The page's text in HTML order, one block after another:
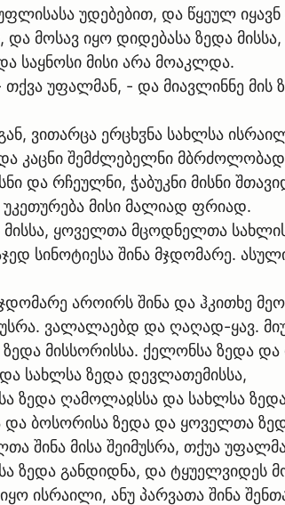
უდებებით, და წყეულ
და მოსავ იყო დიდებასა ზედა
საყნოსი მისი არა მოაკლდა.
თქვა უფალმან, - და მიავლინნე
ვითარცა ერცხჳნა სახლსა
კაცნი შემძლებელნი
და რჩეულნი, ჭაბუკნი მისნი
მისი მალიად ფრიად.
ყოველთა მცოდნელთა
სინოტიესა შინა მჯდომარე.
აროირს შინა და ჰკითხე
ვალალაებდ და ღაღად-ყავ.
ზედა მისსორისსა. ქელონსა ზედა
სახლსა ზედა დევლათემისსა,
ზედა ღამოლაჲსსა და სახლსა
და ბოსორისა ზედა და ყოველთა
შინა მისა შეიმუსრა, თქუა
ზედა განდიდნა, და ტყუელვიდეს
ისრაილი, ანუ პარვათა შინა